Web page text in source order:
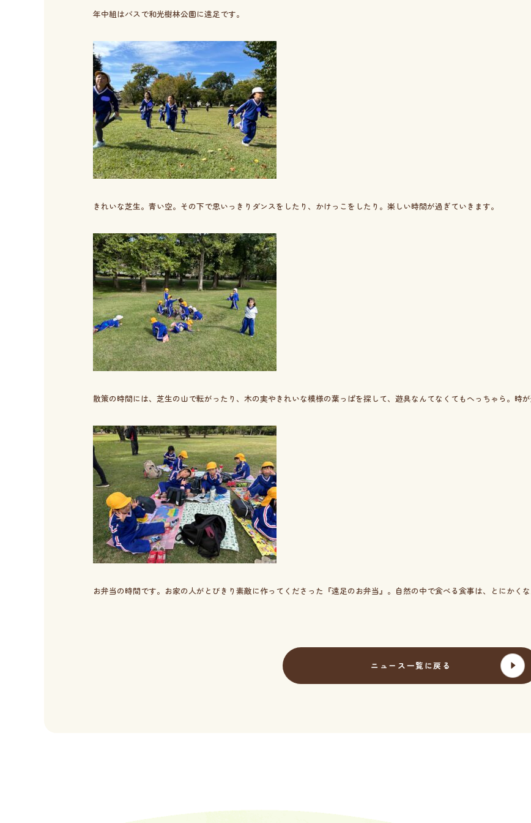
年中組はバスで和光樹林公園に遠足です。
きれいな芝生。青い空。その下で思いっきりダンスをしたり、かけっこをしたり。楽しい時間が過ぎていきます。
散策の時間には、芝生の山で転がったり、木の実やきれいな模様の葉っぱを探して、遊具なんてなくてもへっちゃら。時
お弁当の時間です。お家の人がとびきり素敵に作ってくださった『遠足のお弁当』。自然の中で食べる食事は、とにかく
ニュース一覧に戻る